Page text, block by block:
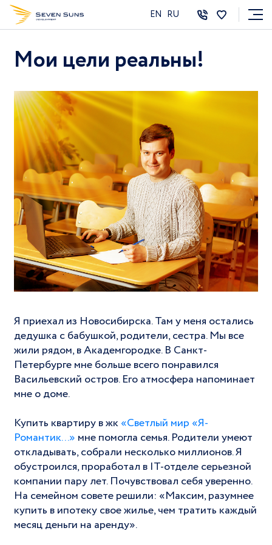
EN RU
Мои цели реальны!
Я приехал из Новосибирска. Там у меня остались
дедушка с бабушкой, родители, сестра. Мы все
жили рядом, в Академгородке. В Санкт-
Петербурге мне больше всего понравился
Васильевский остров. Его атмосфера напоминает
мне о доме.
Купить квартиру в жк«Светлый мир «Я-
Романтик...» мне помогла семья. Родители умеют
откладывать, собрали несколько миллионов. Я
обустроился, проработал в IT-отделе серьезной
компании пару лет. Почувствовал себя уверенно.
На семейном совете решили: «Максим, разумнее
купить в ипотеку свое жилье, чем тратить каждый
месяц деньги на аренду».